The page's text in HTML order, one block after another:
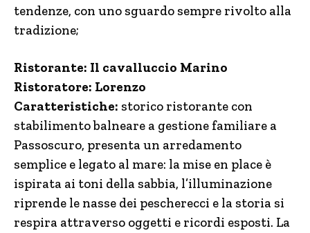
tendenze, con uno sguardo sempre rivolto alla
tradizione;
Ristorante: Il cavalluccio Marino
Ristoratore: Lorenzo
Caratteristiche: storico ristorante con
stabilimento balneare a gestione familiare a
Passoscuro, presenta un arredamento
semplice e legato al mare: la mise en place è
ispirata ai toni della sabbia, l’illuminazione
riprende le nasse dei pescherecci e la storia si
respira attraverso oggetti e ricordi esposti. La